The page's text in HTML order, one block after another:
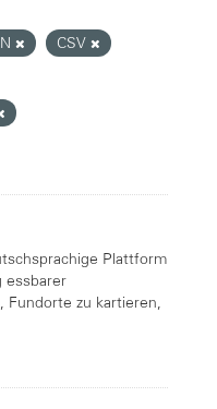
CSV
Plattform
essbarer
Fundorte zu kartieren,